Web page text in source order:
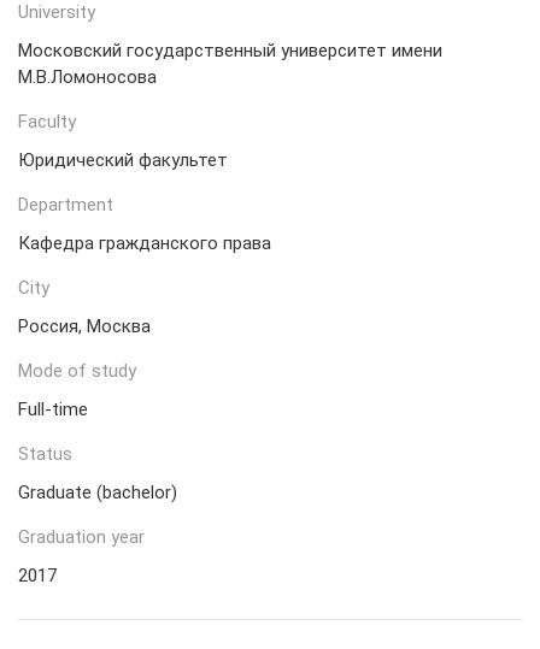
University
Московский государственный университет имени
М.В.Ломоносова
Faculty
Юридический факультет
Department
Кафедра гражданского права
City
Россия, Москва
Mode of study
Full-time
Status
Graduate (bachelor)
Graduation year
2017